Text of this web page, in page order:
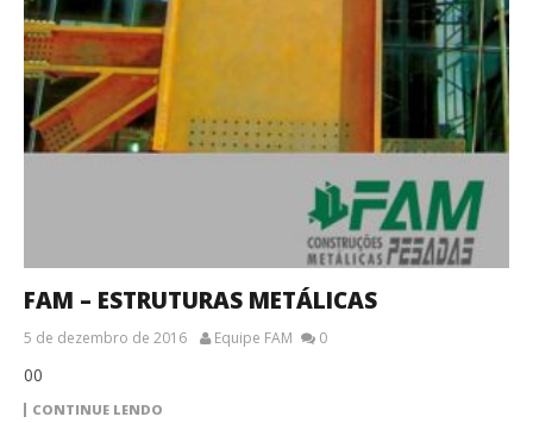
FAM – ESTRUTURAS METÁLICAS
5 de dezembro de 2016 Equipe FAM 0
00
CONTINUE LENDO